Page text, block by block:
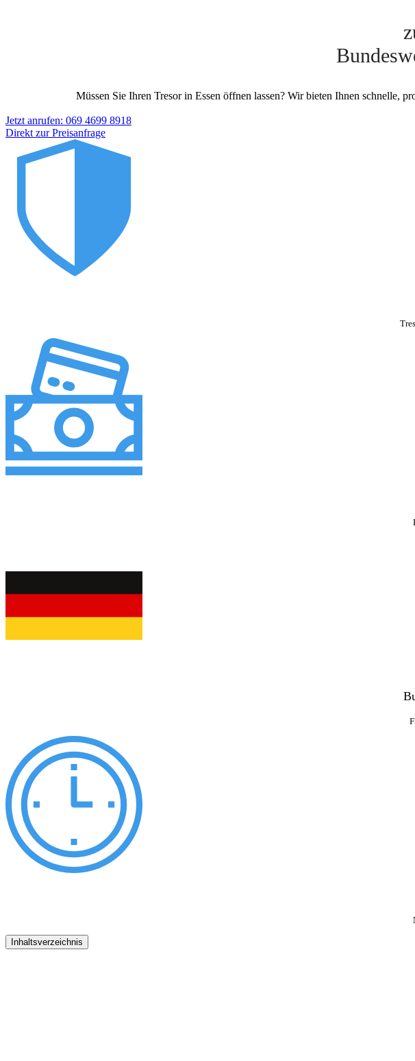
Müssen Sie Ihren Tresor in Essen öffnen lassen? Wir bieten Ihnen schnelle,
Jetzt anrufen: 069 4699 8918
Direkt zur Preisanfrage
Inhaltsverzeichnis